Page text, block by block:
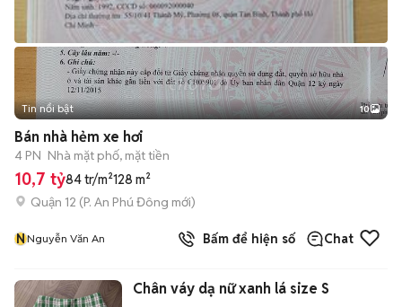
+2
Tin nổi bật 10
Bán nhà hẻm xe hơi
4 PN Nhà mặt phố, mặt tiền
10,7 tỷ84 tr/m²128 m²
Quận 12 (P. An Phú Đông mới)
NNguyễn Văn An Bấm để hiện số Chat
Chân váy dạ nữ xanh lá size S